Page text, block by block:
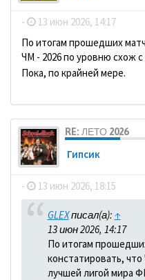
- 13 июн 2026, 14:17
По итогам прошедших
ЧМ - 2026 по уровню схож
Пока, по крайней мере.
RE: ЛЕТО 2026
Гипсик
- 13 июн 2026, 18:15
GLEXписал(а): ↑
13 июн 2026, 14:17
По итогам
констатировать,
лучшей лигой мира